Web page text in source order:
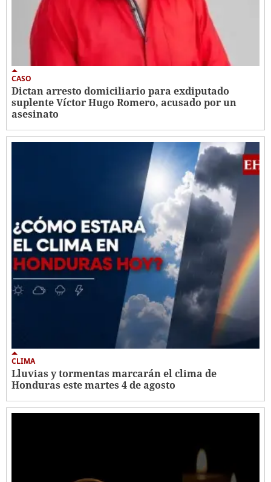
CASO
Dictan arresto domiciliario para exdiputado
suplente Víctor Hugo Romero, acusado por un
asesinato
CLIMA
Lluvias y tormentas marcarán el clima de
Honduras este martes 4 de agosto